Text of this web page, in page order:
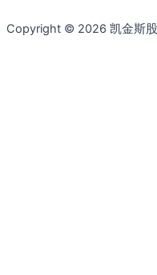
Copyright © 2026 凯金斯